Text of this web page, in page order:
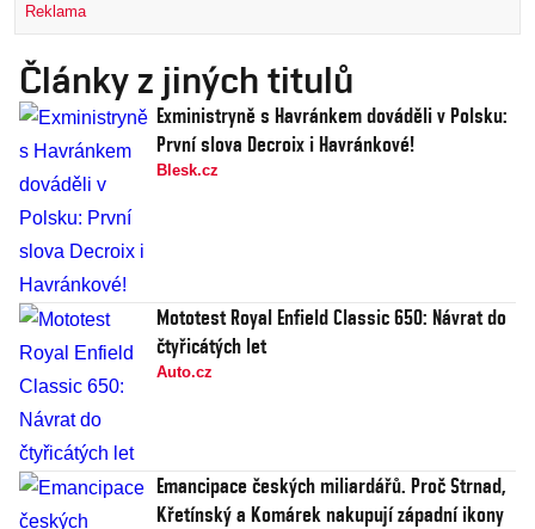
Reklama
Články z jiných titulů
Exministryně s Havránkem dováděli v Polsku:
První slova Decroix i Havránkové!
Blesk.cz
Mototest Royal Enfield Classic 650: Návrat do
čtyřicátých let
Auto.cz
Emancipace českých miliardářů. Proč Strnad,
Křetínský a Komárek nakupují západní ikony